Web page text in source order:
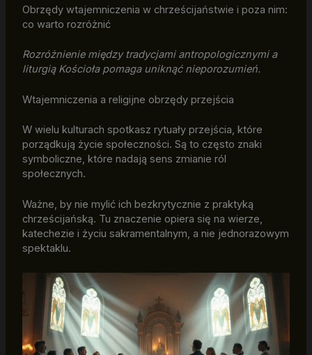
Obrzędy wtajemniczenia w chrześcijaństwie i poza nim:
co warto rozróżnić
Rozróżnienie między tradycjami antropologicznymi a
liturgią Kościoła pomaga uniknąć nieporozumień.
Wtajemniczenia a religijne obrzędy przejścia
W wielu kulturach spotkasz rytuały przejścia, które
porządkują życie społeczności. Są to często znaki
symboliczne, które nadają sens zmianie ról
społecznych.
Ważne, by nie mylić ich bezkrytycznie z praktyką
chrześcijańską. Tu znaczenie opiera się na wierze,
katechezie i życiu sakramentalnym, a nie jednorazowym
spektaklu.